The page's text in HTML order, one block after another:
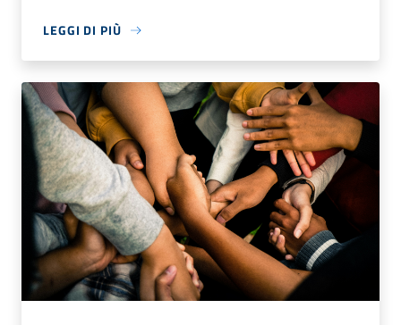
LEGGI DI PIÙ